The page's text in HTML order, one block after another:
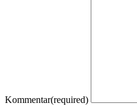
Kommentar(required)